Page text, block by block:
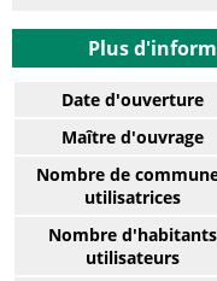
Plus
Date d'ouverture
Maître d'ouvrage
Nombre de
utilisatrices
Nombre d'habitants
utilisateurs